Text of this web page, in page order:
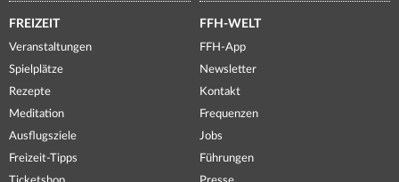
FREIZEIT
Veranstaltungen
Spielplätze
Rezepte
Meditation
Ausflugsziele
Freizeit-Tipps
FFH-WELT
FFH-App
Newsletter
Kontakt
Frequenzen
Jobs
Führungen